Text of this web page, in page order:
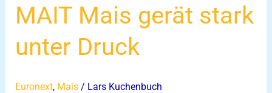
MAIT Mais gerät stark
unter Druck
Euronext, Mais / Lars Kuchenbuch